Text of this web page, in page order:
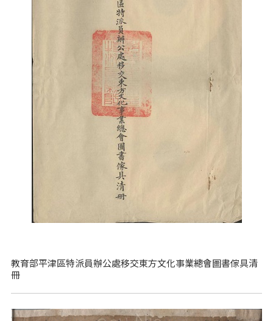
教育部平津區特派員辦公處移交東方文化事業總會圖書傢具清
冊